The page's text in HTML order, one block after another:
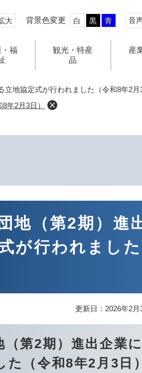
大 背景色変更 白 黒 青 音
福
観光・特産
品
産
地協定式が行われました（令和8年2月3
年2月3日）
地（第2期）進
が行われまし
更新日：2026年2月
（第2期）進出企業
（令和8年2月3日）